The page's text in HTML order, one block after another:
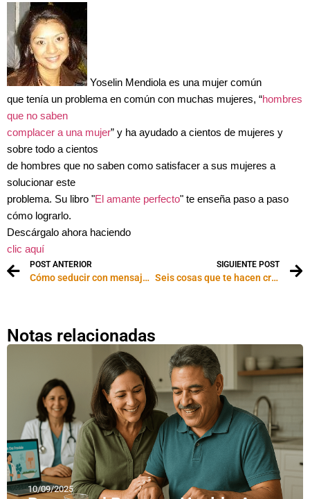
Yoselin Mendiola es una mujer común
que tenía un problema en común con muchas mujeres, “hombres
que no saben
complacer a una mujer” y ha ayudado a cientos de mujeres y
sobre todo a cientos
de hombres que no saben como satisfacer a sus mujeres a
solucionar este
problema. Su libro "El amante perfecto" te enseña paso a paso
cómo lograrlo.
Descárgalo ahora haciendo
clic aquí
POST ANTERIOR
Cómo seducir con mensajes de texto
SIGUIENTE POST
Seis cosas que te hacen creer que le gustas
Notas relacionadas
10/09/2025